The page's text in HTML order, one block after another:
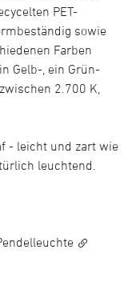
PET-
sowie
Farben
Gelb-, ein Grün-
2.700 K,
- leicht und zart wie
leuchtend.